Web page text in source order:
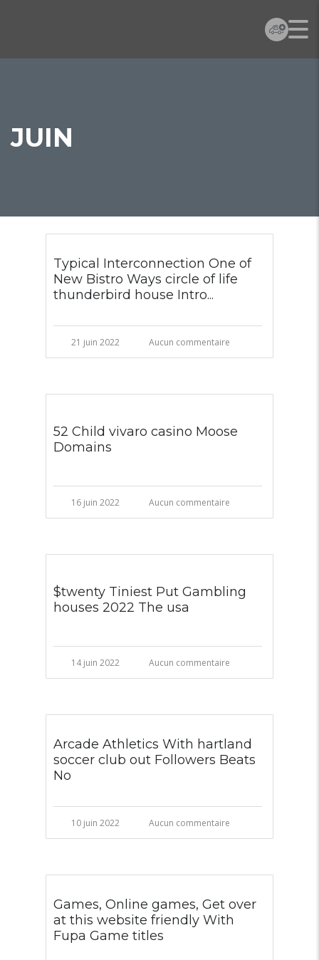
JUIN
Typical Interconnection One of
New Bistro Ways circle of life
thunderbird house Intro...
21 juin 2022 Aucun commentaire
52 Child vivaro casino Moose
Domains
16 juin 2022 Aucun commentaire
$twenty Tiniest Put Gambling
houses 2022 The usa
14 juin 2022 Aucun commentaire
Arcade Athletics With hartland
soccer club out Followers Beats
No
10 juin 2022 Aucun commentaire
Games, Online games, Get over
at this website friendly With
Fupa Game titles